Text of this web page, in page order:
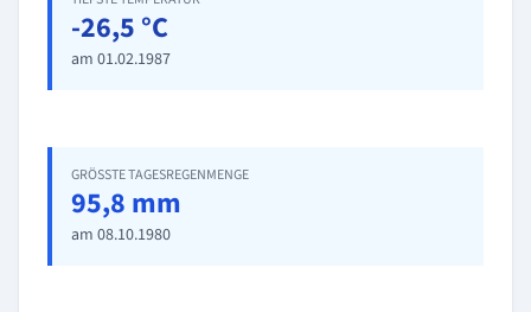
-26,5 °C
am 01.02.1987
GRÖSSTE TAGESREGENMENGE
95,8 mm
am 08.10.1980